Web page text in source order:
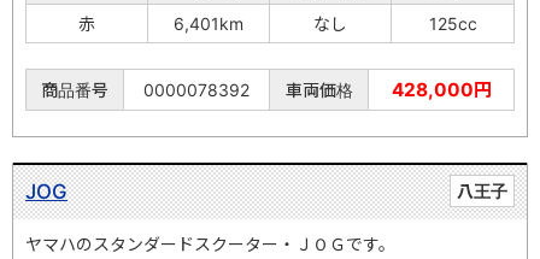
赤
6,401km なし 125cc
商品番号 0000078392 車両価格 428,000円
八王子
JOG
ヤマハのスタンダードスクーター・ＪＯＧです。